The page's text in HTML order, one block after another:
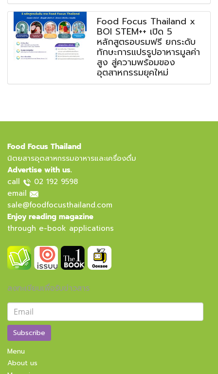
Food Focus Thailand x
BOI STEM++ เปิด 5
หลักสูตรอบรมฟรี ยกระดับ
ทักษะการแปรรูปอาหารมูลค่า
สูง สู่ความพร้อมของ
อุตสาหกรรมยุคใหม่
Food Focus Thailand
นิตยสารอุตสาหกรรมอาหารและเครื่องดื่ม
Advertise with us.
call
02 192 9598
email
sale@foodfocusthailand.com
Enjoy reading magazine
through e-book applications
ลงทะเบียนเพื่อรับข่าวสาร
Subscribe
Menu
About us